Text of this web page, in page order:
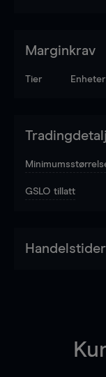
Marginkrav
Tier Enheter
GSLO tillatt